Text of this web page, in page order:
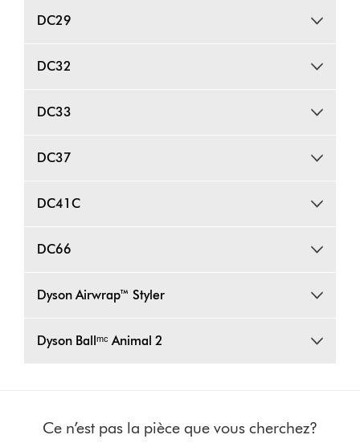
DC29
DC32
DC33
DC37
DC41C
DC66
Dyson Airwrap™ Styler
Dyson Ballᵐᶜ Animal 2
Ce n’est pas la pièce que vous cherchez?